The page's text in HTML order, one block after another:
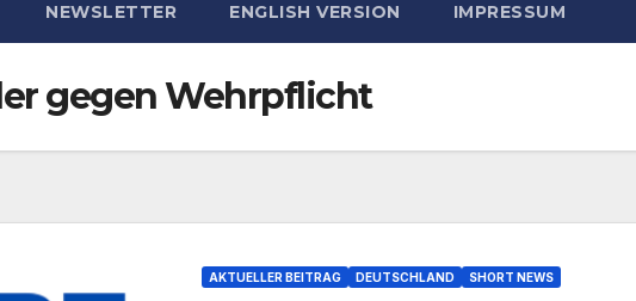
NEWSLETTER ENGLISH VERSION IMPRESSUM
gegen Wehrpflicht
AKTUELLER BEITRAG DEUTSCHLAND SHORT NEWS